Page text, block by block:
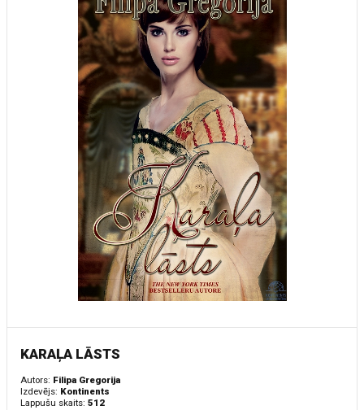
KARAĻA LĀSTS
Autors: Filipa Gregorija
Izdevējs: Kontinents
Lappušu skaits: 512